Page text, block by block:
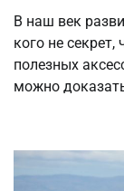
В наш век
кого не
полезных
можно